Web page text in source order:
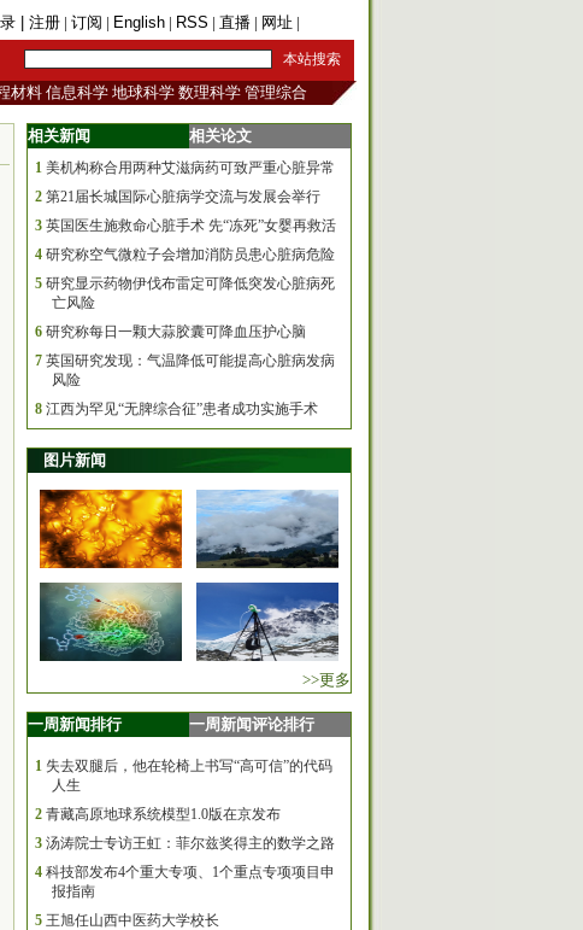
| 注册 | 订阅 | English | RSS | 直播 | 网址 |
材料 信息科学 地球科学 数理科学 管理综合
相关新闻 相关论文
1 美机构称合用两种艾滋病药可致严重心脏异常
2 第21届长城国际心脏病学交流与发展会举行
3 英国医生施救命心脏手术 先“冻死”女婴再救活
4 研究称空气微粒子会增加消防员患心脏病危险
5 研究显示药物伊伐布雷定可降低突发心脏病死
亡风险
6 研究称每日一颗大蒜胶囊可降血压护心脑
7 英国研究发现：气温降低可能提高心脏病发病
风险
8 江西为罕见“无脾综合征”患者成功实施手术
图片新闻
>>更多
一周新闻排行 一周新闻评论排行
1 失去双腿后，他在轮椅上书写“高可信”的代码
人生
2 青藏高原地球系统模型1.0版在京发布
3 汤涛院士专访王虹：菲尔兹奖得主的数学之路
4 科技部发布4个重大专项、1个重点专项项目申
报指南
5 王旭任山西中医药大学校长